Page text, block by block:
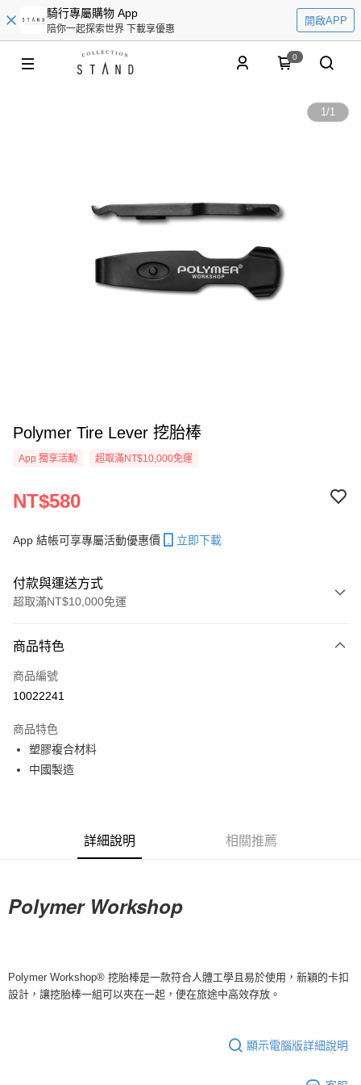
騎行專屬購物 App
陪你一起探索世界 下載享優惠
開啟APP
0
1/1
Polymer Tire Lever 挖胎棒
App 獨享活動 超取滿NT$10,000免運
NT$580
App 結帳可享專屬活動優惠價 立即下載
付款與運送方式
超取滿NT$10,000免運
信用卡一次付款
超商取貨付款
Apple Pay
Google Pay
每筆NT$80，滿NT$10,000(含以上)免運費
每筆NT$80，滿NT$10,000(含以上)免運費
付款後7-11取貨
商品特色
商品編號
10022241
商品特色
塑膠複合材料
中國製造
詳細說明 相關推薦
Polymer Workshop
Polymer Workshop® 挖胎棒是一款符合人體工學且易於使用，新穎的卡扣
設計，讓挖胎棒一組可以夾在一起，便在旅途中高效存放。
顯示電腦版詳細說明